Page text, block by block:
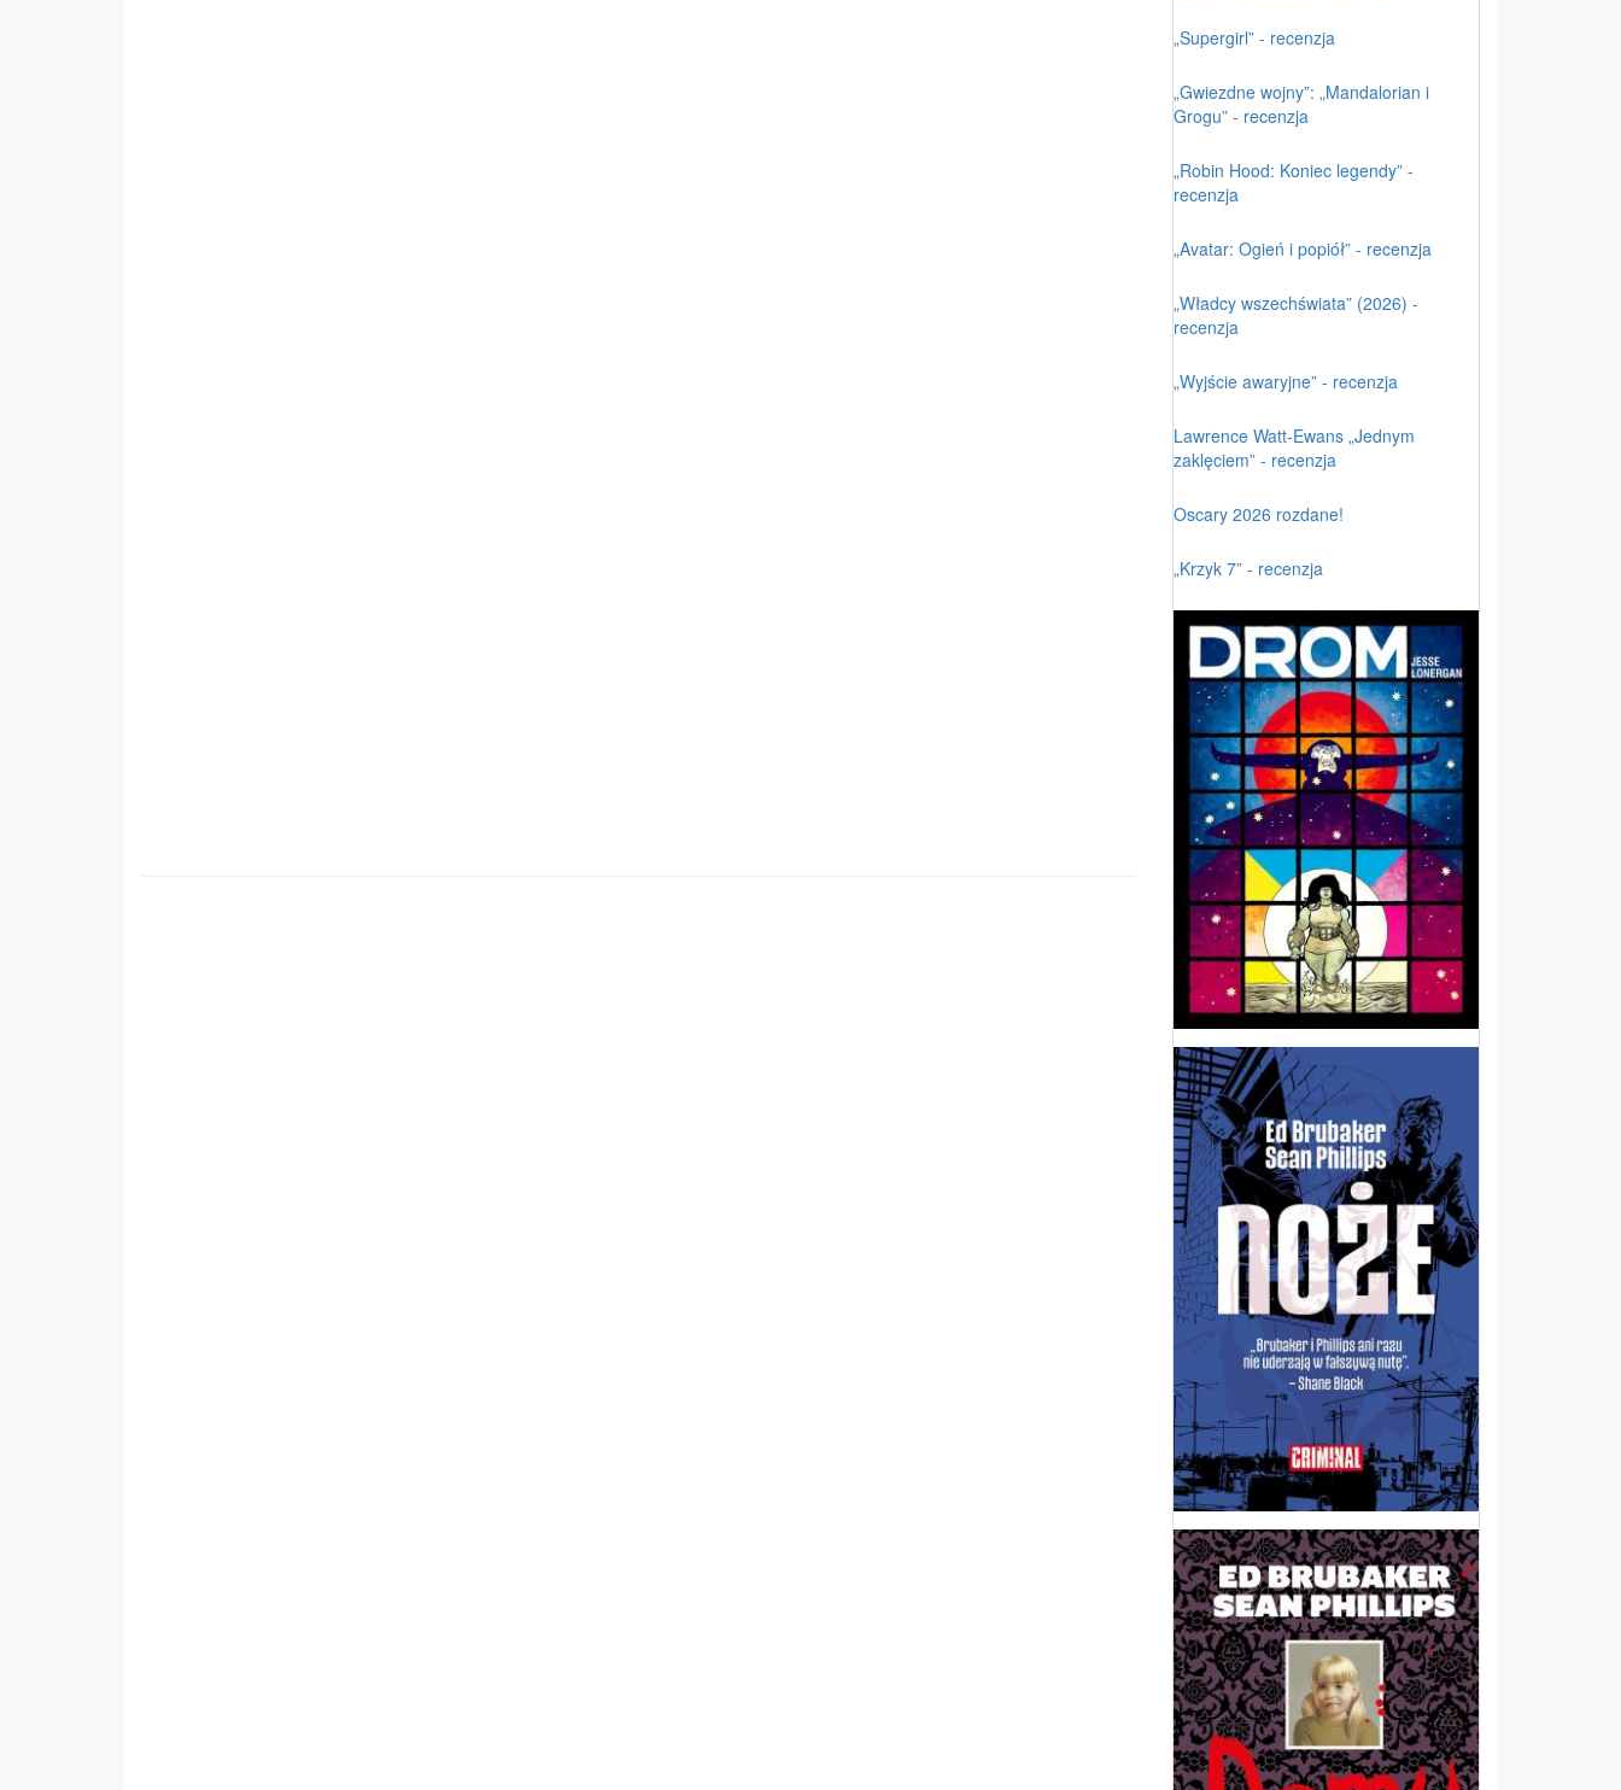
„Supergirl” - recenzja
„Gwiezdne wojny”: „Mandalorian i
Grogu” - recenzja
„Robin Hood: Koniec legendy” -
recenzja
„Avatar: Ogień i popiół” - recenzja
„Władcy wszechświata” (2026) -
recenzja
„Wyjście awaryjne” - recenzja
Lawrence Watt-Ewans „Jednym
zaklęciem” - recenzja
Oscary 2026 rozdane!
„Krzyk 7” - recenzja